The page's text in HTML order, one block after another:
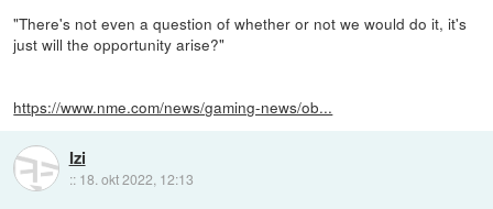
"There's not even a question of whether or not we would do it, it's
just will the opportunity arise?"
https://www.nme.com/news/gaming-news/ob...
Izi
:: 18. okt 2022, 12:13